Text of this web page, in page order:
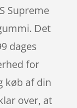
Supreme
Det
dages
for
køb af din
over, at